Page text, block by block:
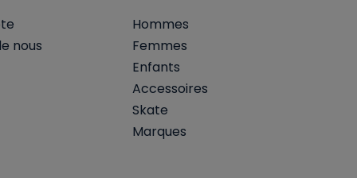
nous
Hommes
Femmes
Enfants
Accessoires
Skate
Marques